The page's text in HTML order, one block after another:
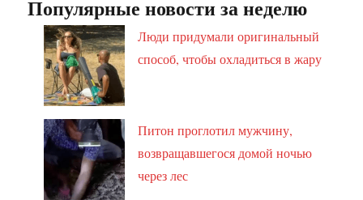
Популярные новости за неделю
Люди придумали оригинальный
способ, чтобы охладиться в жару
Питон проглотил мужчину,
возвращавшегося домой ночью
через лес